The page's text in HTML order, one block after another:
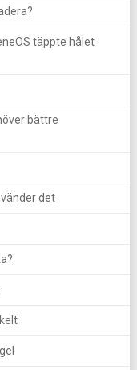
täppte hålet
bättre
det